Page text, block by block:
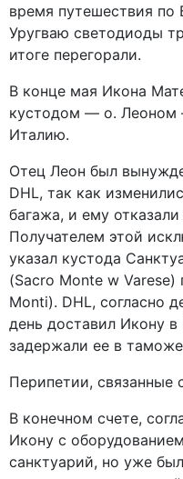
время путешествия по
Уругваю светодиоды
итоге перегорали.
В конце мая Икона
кустодом — о. Леоном
Италию.
Отец Леон был
DHL, так как
багажа, и ему
Получателем этой
указал кустода
(Sacro Monte w
Monti). DHL, согласно
день доставил Икону
задержали ее в
Перипетии, связанные
В конечном счете,
Икону с
санктуарий, но уже